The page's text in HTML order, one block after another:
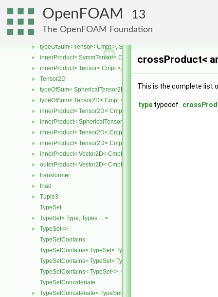
OpenFOAM 13
The OpenFOAM Foundation
► innerProduct< SphericalTensor< Cmpt >, Tensor< Cmpt > >
► innerProduct< Tensor< Cmpt >, SphericalTensor< Cmpt > >
►
► typeOfSum< Tensor< Cmpt >, SymmTensor< Cmpt > >
► innerProduct< SymmTensor< Cmpt >, Tensor< Cmpt > >
► innerProduct< Tensor< Cmpt >, SymmTensor< Cmpt > >
► Tensor2D
► typeOfSum< SphericalTensor2D< Cmpt >, Tensor2D< Cmpt > >
► typeOfSum< Tensor2D< Cmpt >, SphericalTensor2D< Cmpt > >
► innerProduct< Tensor2D< Cmpt >, Tensor2D< Cmpt > >
► innerProduct< SphericalTensor2D< Cmpt >, Tensor2D< Cmpt > >
► innerProduct< Tensor2D< Cmpt >, SphericalTensor2D< Cmpt > >
► innerProduct< Tensor2D< Cmpt >, Vector2D< Cmpt > >
► innerProduct< Vector2D< Cmpt >, Tensor2D< Cmpt > >
► outerProduct< Vector2D< Cmpt >, Vector2D< Cmpt > >
► transformer
► triad
►
Tuple3
TypeSet
► TypeSet< Type, Types ... >
►
TypeSet<>
TypeSetContains
TypeSetContains< TypeSet< Type, Types ... >, OtherType >
TypeSetContains< TypeSet< Type, Types ... >, Type >
TypeSetContains< TypeSet<>, OtherType >
TypeSetConcatenate
►
TypeSetConcatenate< TypeSet< TypesA ... >, TypeSet< TypesB ... >
crossProduct<
This is the complete list
type typedef